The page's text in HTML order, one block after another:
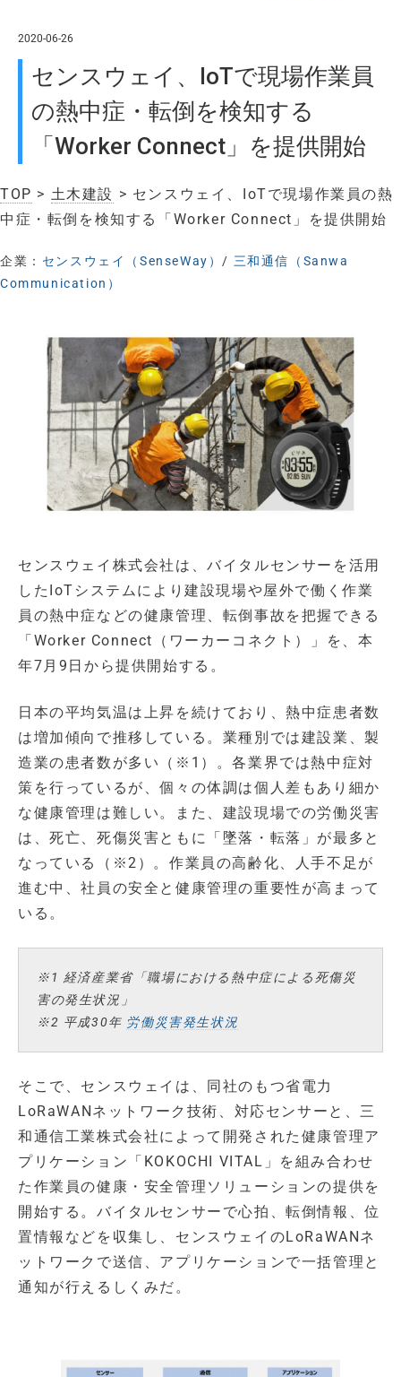
2020-06-26
センスウェイ、IoTで現場作業員
の熱中症・転倒を検知する
「Worker Connect」を提供開始
TOP > 土木建設 > センスウェイ、IoTで現場作業員の熱
中症・転倒を検知する「Worker Connect」を提供開始
企業： センスウェイ（SenseWay）/ 三和通信（Sanwa
Communication）
センスウェイ株式会社は、バイタルセンサーを活用
したIoTシステムにより建設現場や屋外で働く作業
員の熱中症などの健康管理、転倒事故を把握できる
「Worker Connect（ワーカーコネクト）」を、本
年7月9日から提供開始する。
日本の平均気温は上昇を続けており、熱中症患者数
は増加傾向で推移している。業種別では建設業、製
造業の患者数が多い（※1）。各業界では熱中症対
策を行っているが、個々の体調は個人差もあり細か
な健康管理は難しい。また、建設現場での労働災害
は、死亡、死傷災害ともに「墜落・転落」が最多と
なっている（※2）。作業員の高齢化、人手不足が
進む中、社員の安全と健康管理の重要性が高まって
いる。
※1 経済産業省「職場における熱中症による死傷災
害の発生状況」
※2 平成30年 労働災害発生状況
そこで、センスウェイは、同社のもつ省電力
LoRaWANネットワーク技術、対応センサーと、三
和通信工業株式会社によって開発された健康管理ア
プリケーション「KOKOCHI VITAL」を組み合わせ
た作業員の健康・安全管理ソリューションの提供を
開始する。バイタルセンサーで心拍、転倒情報、位
置情報などを収集し、センスウェイのLoRaWANネ
ットワークで送信、アプリケーションで一括管理と
通知が行えるしくみだ。